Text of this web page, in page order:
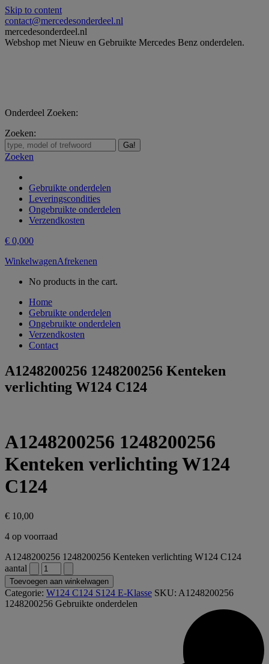
Skip to content
contact@mercedesonderdeel.nl
mercedesonderdeel.nl
Webshop met Nieuw en Gebruikte Mercedes Benz onderdelen.
Onderdeel Zoeken:
Zoeken:
Zoeken
Gebruikte onderdelen
Leveringscondities
Ongebruikte onderdelen
Verzendkosten
€ 0,000
WinkelwagenAfrekenen
No products in the cart.
Home
Gebruikte onderdelen
Ongebruikte onderdelen
Verzendkosten
Contact
A1248200256 1248200256 Kenteken
verlichting W124 C124
A1248200256 1248200256
Kenteken verlichting W124
C124
€ 10,00
4 op voorraad
A1248200256 1248200256 Kenteken verlichting W124 C124
aantal
Toevoegen aan winkelwagen
Categorie: W124 C124 S124 E-Klasse SKU: A1248200256
1248200256 Gebruikte onderdelen